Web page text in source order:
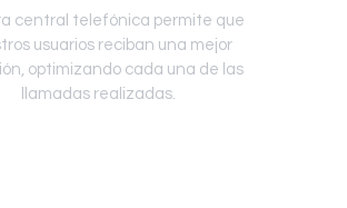
central telefónica permite que
usuarios reciban una mejor
optimizando cada una de las
llamadas realizadas.